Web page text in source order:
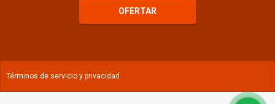
OFERTAR
Términos de servicio y privacidad